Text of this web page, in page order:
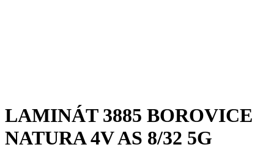
LAMINÁT 3885 BOROVICE
NATURA 4V AS 8/32 5G